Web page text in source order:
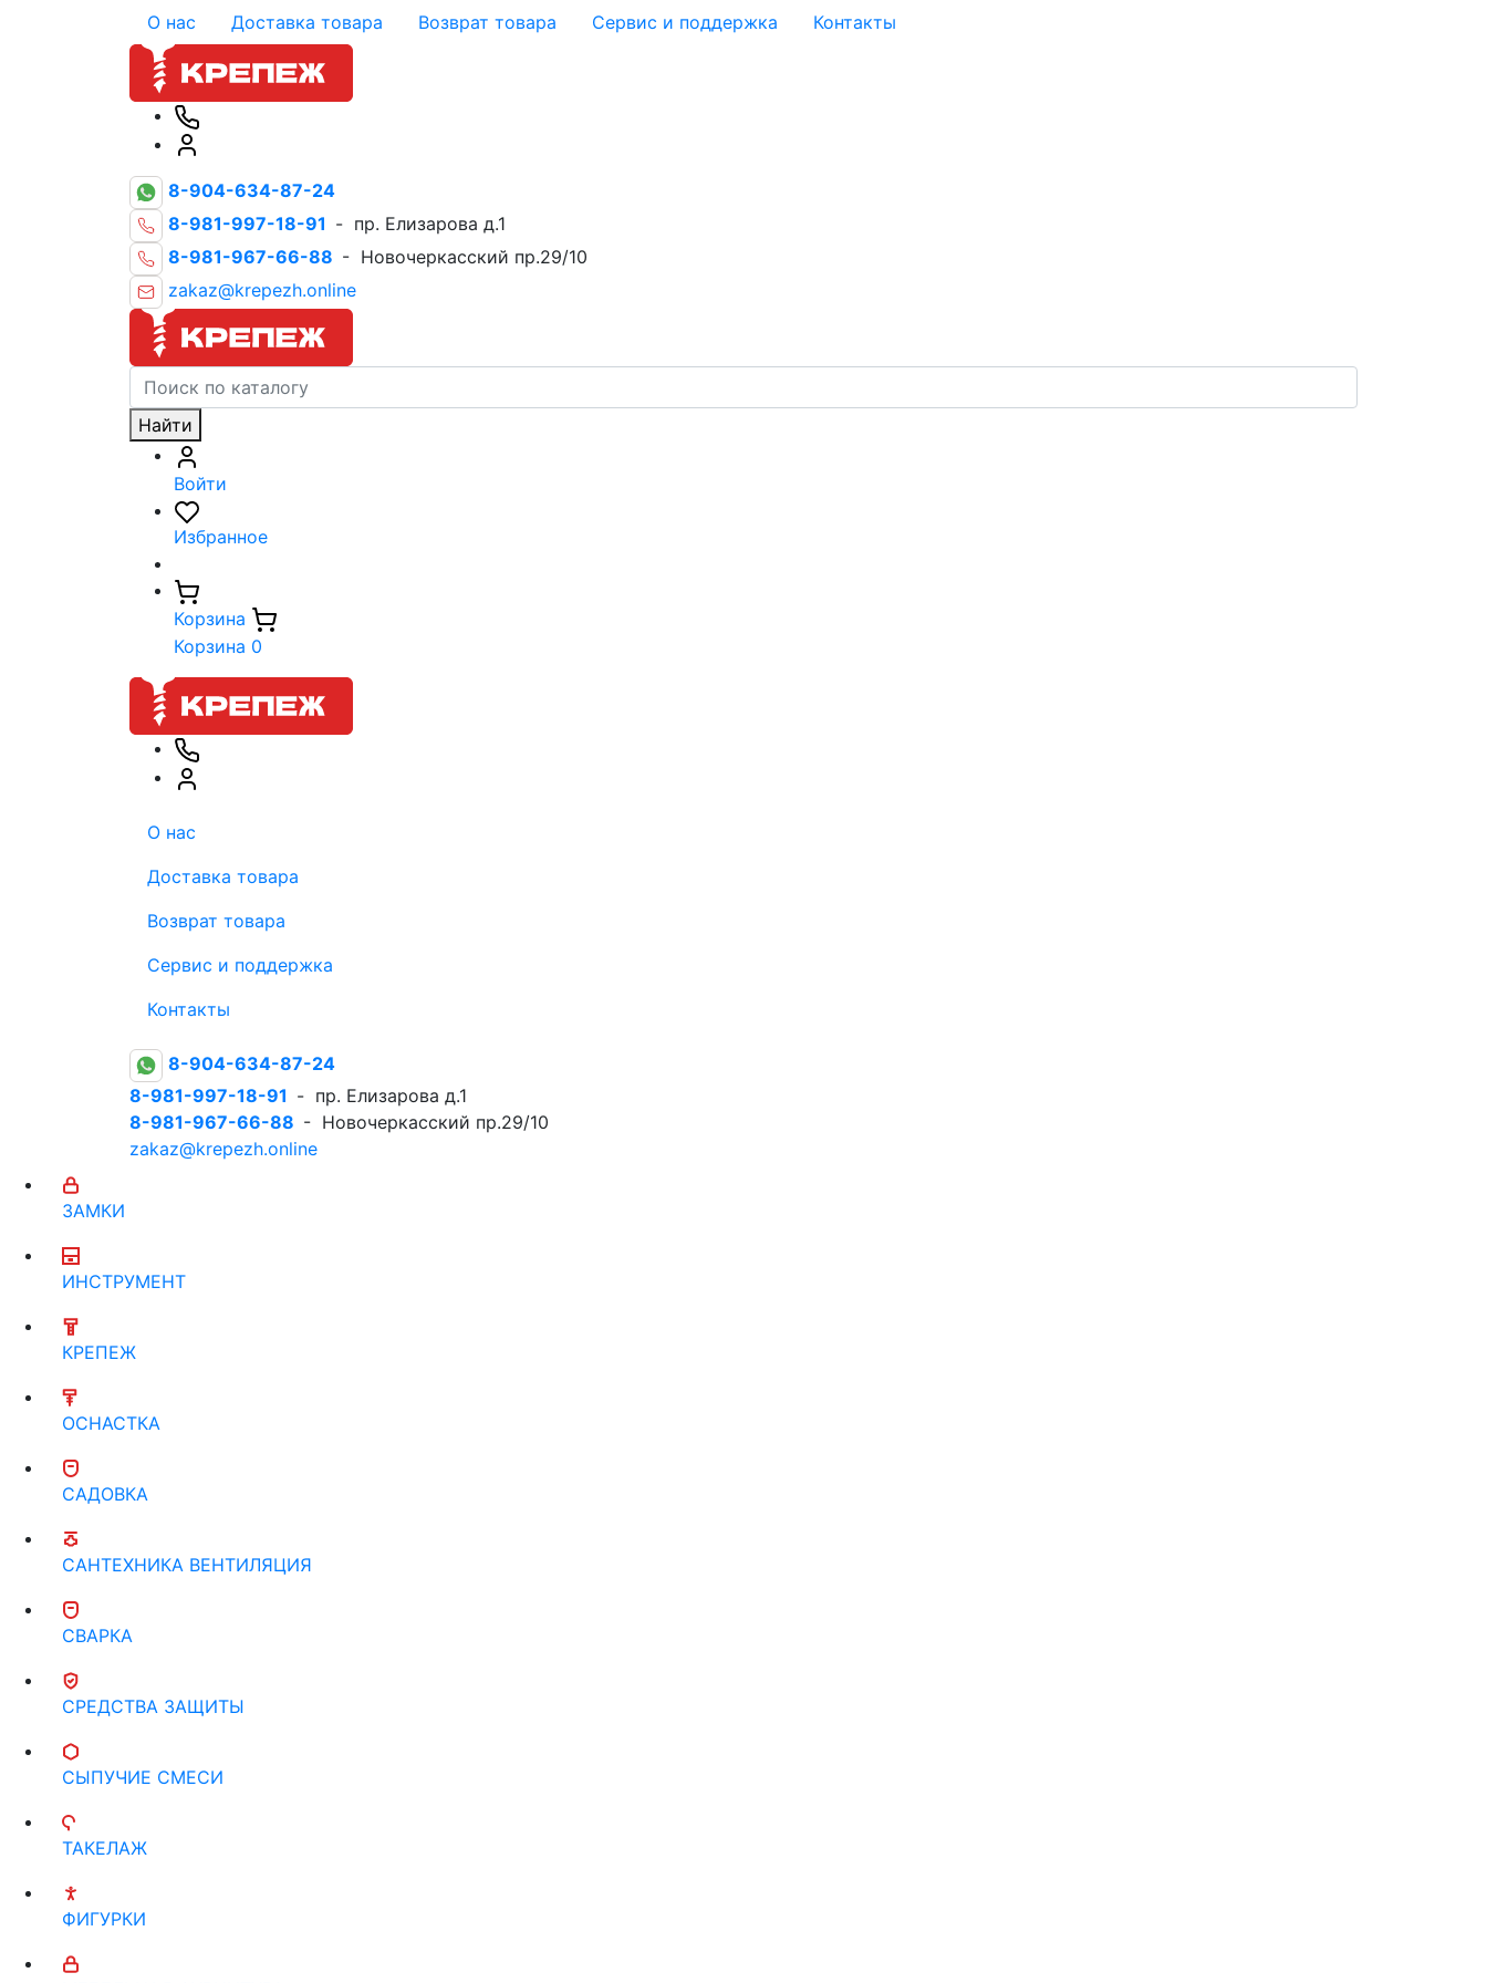
О нас Доставка товара Возврат товара Сервис и поддержка Контакты
8-904-634-87-24
8-981-997-18-91 - пр. Елизарова д.1
8-981-967-66-88 - Новочеркасский пр.29/10
zakaz@krepezh.online
Найти
Войти
Избранное
Корзина
Корзина 0
О нас
Доставка товара
Возврат товара
Сервис и поддержка
Контакты
8-904-634-87-24
8-981-997-18-91 - пр. Елизарова д.1
8-981-967-66-88 - Новочеркасский пр.29/10
zakaz@krepezh.online
ЗАМКИ
ИНСТРУМЕНТ
КРЕПЕЖ
ОСНАСТКА
САДОВКА
САНТЕХНИКА ВЕНТИЛЯЦИЯ
СВАРКА
СРЕДСТВА ЗАЩИТЫ
СЫПУЧИЕ СМЕСИ
ТАКЕЛАЖ
ФИГУРКИ